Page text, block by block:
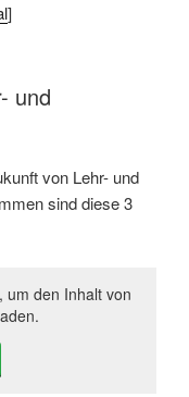
]
und
von Lehr- und
sind diese 3
um den Inhalt von